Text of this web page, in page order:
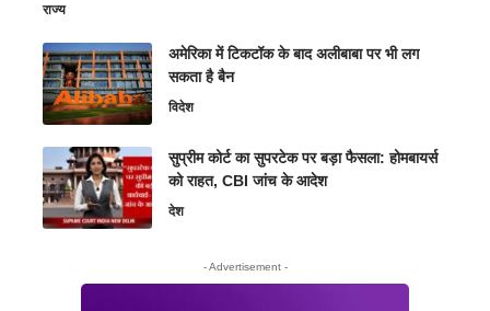
राज्य
अमेरिका में टिकटॉक के बाद अलीबाबा पर भी लग
सकता है बैन
विदेश
सुप्रीम कोर्ट का सुपरटेक पर बड़ा फैसला: होमबायर्स
को राहत, CBI जांच के आदेश
देश
- Advertisement -